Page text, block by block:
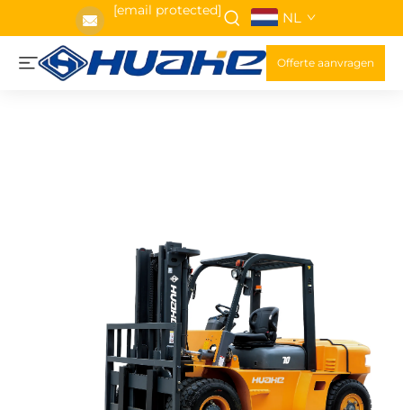
[email protected] NL
Offerte aanvragen